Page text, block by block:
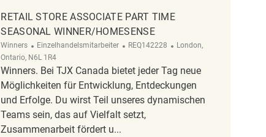
RETAIL STORE ASSOCIATE PART TIME
SEASONAL WINNER/HOMESENSE
Winners Kategorie
Einzelhandelsmitarbeiter ReqId
REQ142228 Ort
London,
Ontario, N6L 1R4
Winners. Bei TJX Canada bietet jeder Tag neue
Möglichkeiten für Entwicklung, Entdeckungen
und Erfolge. Du wirst Teil unseres dynamischen
Teams sein, das auf Vielfalt setzt,
Zusammenarbeit fördert u...